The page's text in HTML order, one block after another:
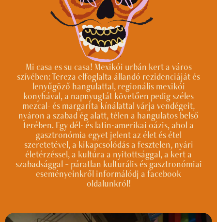
Mi casa es su casa! Mexikói urbán kert a város
szívében: Tereza elfoglalta állandó rezidenciáját és
lenyűgöző hangulattal, regionális mexikói
konyhával, a napnyugtát követően pedig széles
mezcal- és margarita kínálattal várja vendégeit,
nyáron a szabad ég alatt, télen a hangulatos belső
terében. Egy dél- és latin-amerikai oázis, ahol a
gasztronómia egyet jelent az élet és étel
szeretetével, a kikapcsolódás a fesztelen, nyári
életérzéssel, a kultúra a nyitottsággal, a kert a
szabadsággal – páratlan kulturális és gasztronómiai
eseményeinkről informálódj a facebook
oldalunkról!